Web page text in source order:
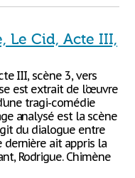
Le Cid, Acte III,
III, scène 3, vers
est extrait de l’œuvre
tragi-comédie
analysé est la scène
du dialogue entre
dernière ait appris la
Rodrigue. Chimène